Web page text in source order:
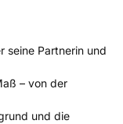
seine Partnerin und
– von der
und die